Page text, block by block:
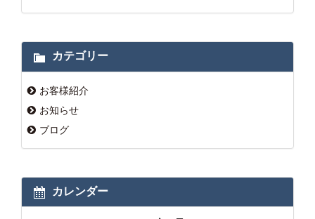
カテゴリー
お客様紹介
お知らせ
ブログ
カレンダー